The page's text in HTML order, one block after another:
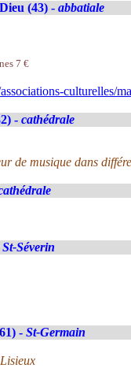
(43) - abbatiale
7 €
culturelles/
- cathédrale
de musique dans
St-Séverin
- St-Germain